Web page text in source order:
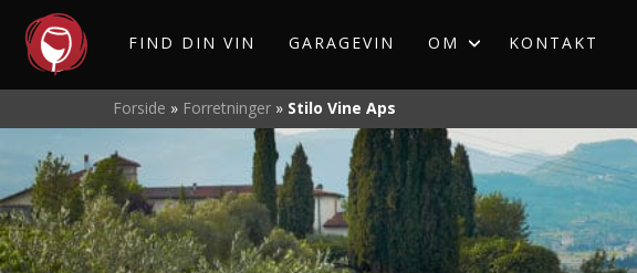
FIND DIN VIN GARAGEVIN OM KONTAKT
Forside » Forretninger » Stilo Vine Aps